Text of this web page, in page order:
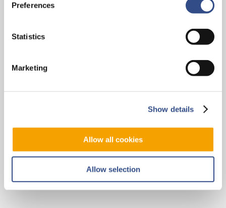
Preferences
Statistics
Marketing
Show details
Allow all cookies
Allow selection
infodesk@maa.nl
Vluchten
Zoek & Boek